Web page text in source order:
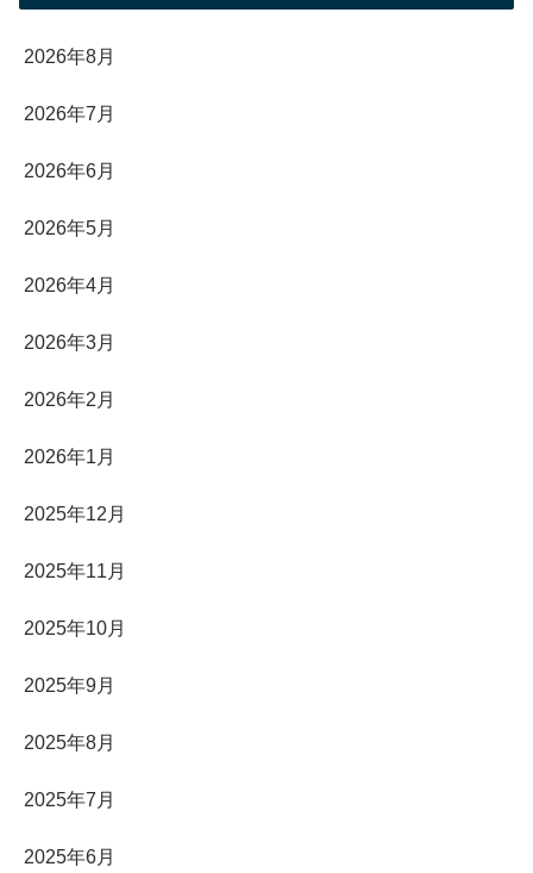
2026年8月
2026年7月
2026年6月
2026年5月
2026年4月
2026年3月
2026年2月
2026年1月
2025年12月
2025年11月
2025年10月
2025年9月
2025年8月
2025年7月
2025年6月